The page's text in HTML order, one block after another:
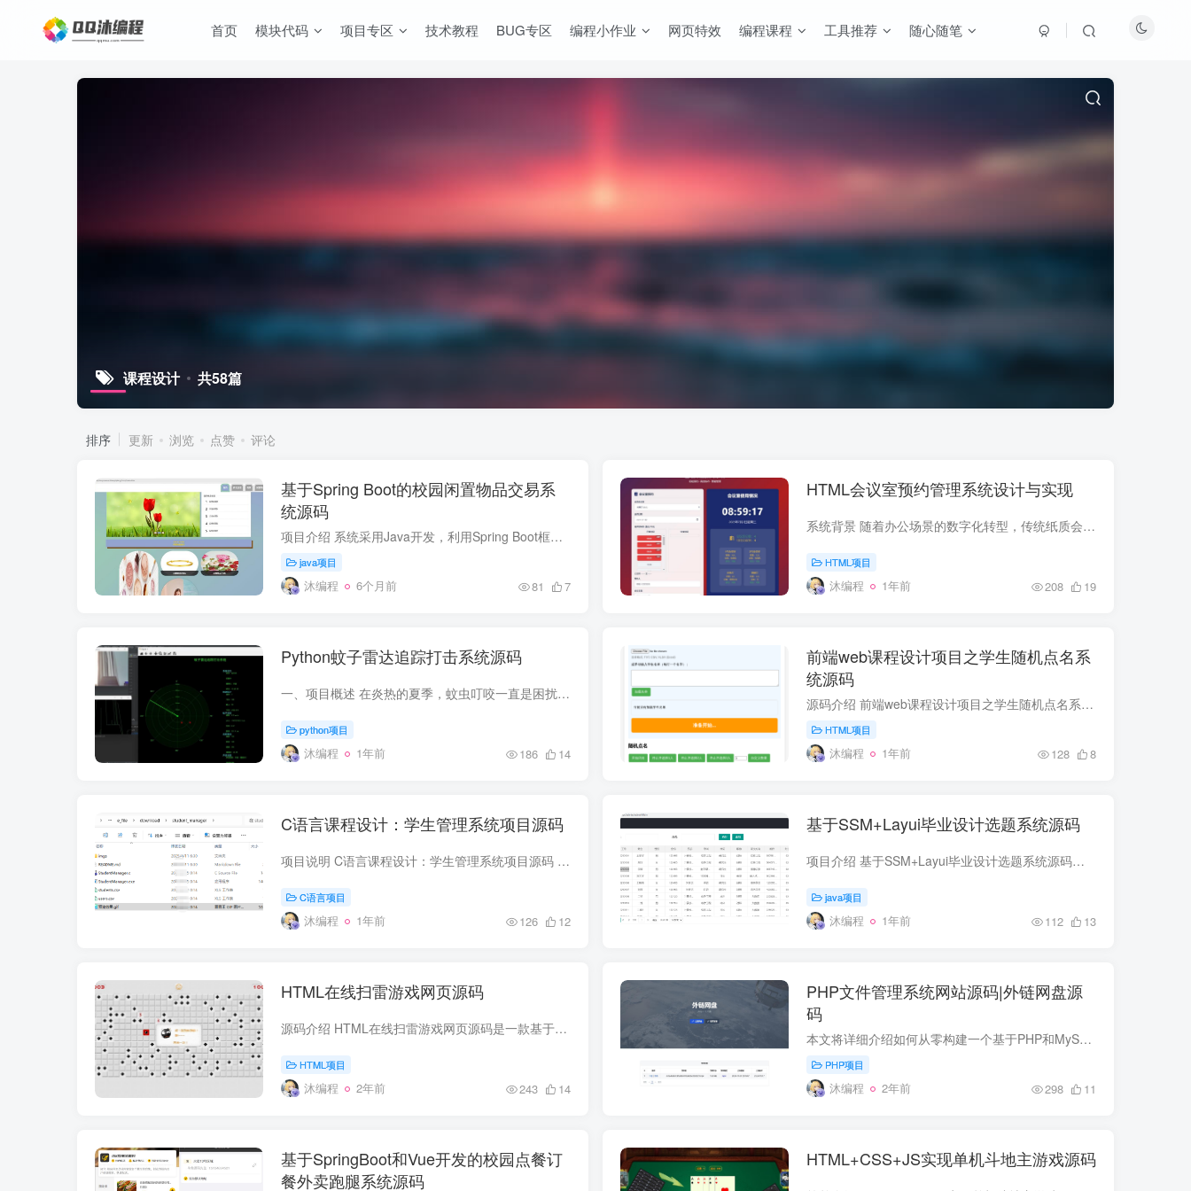
首页 模块代码 项目专区 技术教程 BUG专区 编程小作业 网页特效 编程课程 工具推荐 随心随笔
课程设计 共58篇
排序 更新 浏览 点赞 评论
基于Spring Boot的校园闲置物品交易系
统源码
项目介绍 系统采用Java开发，利用Spring Boot框架简化配置，JDK版本为1.8。服务器使用Tomcat7，数据库为MySQL 5.7，配合Navicat进行数据管理。开发可在IDEA或Eclipse中完成，项目依赖Maven 3.3....
java项目
沐编程 6个月前 81 7
HTML会议室预约管理系统设计与实现
系统背景 随着办公场景的数字化转型，传统纸质会议室预约方式已难以满足现代办公需求。本系统基于HTML技术构建，旨在通过Web端实现会议室资源的可视化管理与智能预约，解决会议室资源冲突、信息...
HTML项目
沐编程 1年前 208 19
Python蚊子雷达追踪打击系统源码
一、项目概述 在炎热的夏季，蚊虫叮咬一直是困扰人们的难题。传统驱蚊方式效果有限，而化学驱蚊剂可能对人体有害。本项目创新性地将计算机视觉与超声波技术相结合，开发出一套智能蚊子追踪打击...
python项目
沐编程 1年前 186 14
前端web课程设计项目之学生随机点名系
统源码
源码介绍 前端web课程设计项目之学生随机点名系统源码，可以做课程设计项目参考，源码由HTML+CSS+JS组成，记事本打开源码文件可以进行内容文字之类的修改，双击html文件可以本地运行效果 运行步...
HTML项目
沐编程 1年前 128 8
C语言课程设计：学生管理系统项目源码
项目说明 C语言课程设计：学生管理系统项目源码 控制台应用 C语言课设大作业 对学生的增删改查 包含登录注册功能 以本地csv文件作为数据源，支持将修改保存到本地 以单链表保存学生 项目架构 纯...
C语言项目
沐编程 1年前 126 12
基于SSM+Layui毕业设计选题系统源码
项目介绍 基于SSM+Layui毕业设计选题系统源码，可以作为课程设计项目参考，该系统分为三个角色： 管理员：用户管理（对学生和老师的信息进行维护），统计分析（对老师课题情况以及学生选题情况...
java项目
沐编程 1年前 112 13
HTML在线扫雷游戏网页源码
源码介绍 HTML在线扫雷游戏网页源码是一款基于HTML+CSS+JavaScript开发的在线扫雷小游戏单页源码，为用户提供了一个无需安装即可在浏览器中直接玩的扫雷游戏。该游戏的源码不仅包含了完整的游戏...
HTML项目
沐编程 2年前 243 14
PHP文件管理系统网站源码|外链网盘源
码
本文将详细介绍如何从零构建一个基于PHP和MySQL的文件管理系统，分解项目代码并剖析每个模块的功能。我们将以index.php、config.php和api.php这三个核心文件为例，详细展示如何设计文件列表、数...
PHP项目
沐编程 2年前 298 11
基于SpringBoot和Vue开发的校园点餐订
餐外卖跑腿系统源码
HTML+CSS+JS实现单机斗地主游戏源码